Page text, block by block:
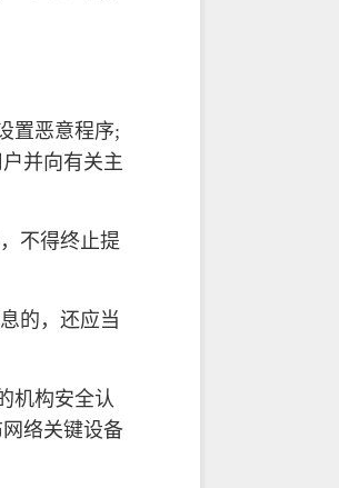
置恶意程序;
并向有关主
不得终止提
的，还应当
机构安全认
络关键设备